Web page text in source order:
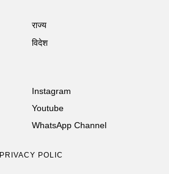
राज्य
विदेश
Instagram
Youtube
WhatsApp Channel
PRIVACY POLICY